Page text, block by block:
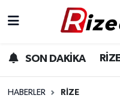
SON DAKİKA RİZE
HABERLER RIZE
Gündem
Rize Hava Durumu